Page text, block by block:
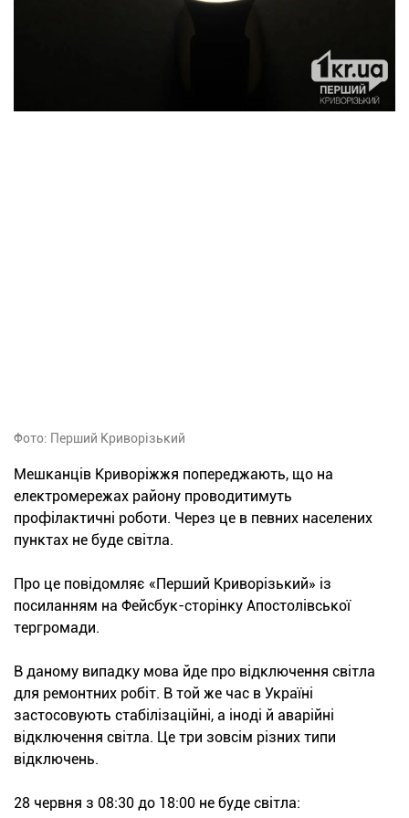
Фото: Перший Криворізький
Мешканців Криворіжжя попереджають, що на
електромережах району проводитимуть
профілактичні роботи. Через це в певних населених
пунктах не буде світла.
Про це повідомляє «Перший Криворізький» із
посиланням на Фейсбук-сторінку Апостолівської
тергромади.
В даному випадку мова йде про відключення світла
для ремонтних робіт. В той же час в Україні
застосовують стабілізаційні, а іноді й аварійні
відключення світла. Це три зовсім різних типи
відключень.
28 червня з 08:30 до 18:00 не буде світла: